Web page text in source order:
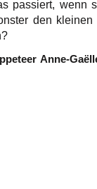
passiert, wenn
den klei­nen
Anne-